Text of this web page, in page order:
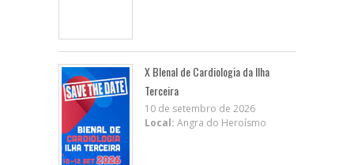
X BIenal de Cardiologia da Ilha
Terceira
10 de setembro de 2026
Local: Angra do Heroísmo